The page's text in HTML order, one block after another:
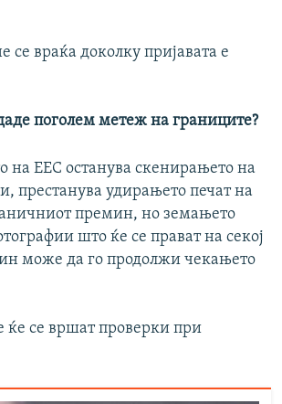
се враќа доколку пријавата е
поголем метеж на границите?
на ЕЕС останува скенирањето на
престанува удирањето печат на
премин, но земањето
што ќе се прават на секој
може да го продолжи чекањето
ќе се вршат проверки при